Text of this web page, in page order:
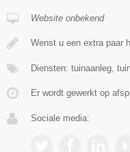
Website onbekend
Wenst u een extra paar
Diensten: tuinaanleg,
Er wordt gewerkt op
Sociale media: